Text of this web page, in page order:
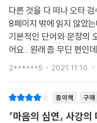
다른 것을 다 떠나 오타
8페이지 밖에 읽지 않았
기본적인 단어와 문장의
어요.. 원래 좀 무딘 편인
합이라 그런가.. 신경쓰
2******5 2021.11.10.
종이책 구매
『마음의 심연』 사강